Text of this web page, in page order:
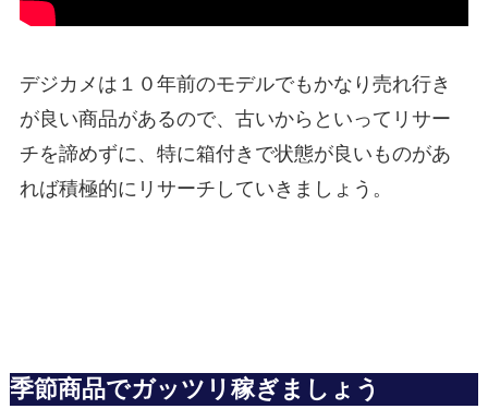
デジカメは１０年前のモデルでもかなり売れ行き
が良い商品があるので、古いからといってリサー
チを諦めずに、特に箱付きで状態が良いものがあ
れば積極的にリサーチしていきましょう。
季節商品でガッツリ稼ぎましょう